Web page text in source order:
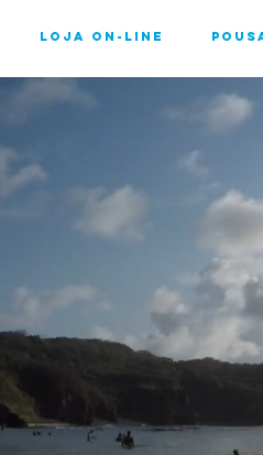
Loja On-line